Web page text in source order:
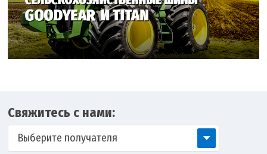
Свяжитесь с нами:
Выберите получателя